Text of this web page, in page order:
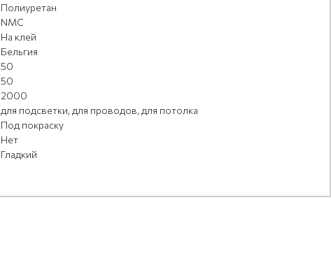
Полиуретан
NMC
На клей
Бельгия
50
50
2000
для подсветки, для проводов, для потолка
Под покраску
Нет
Гладкий